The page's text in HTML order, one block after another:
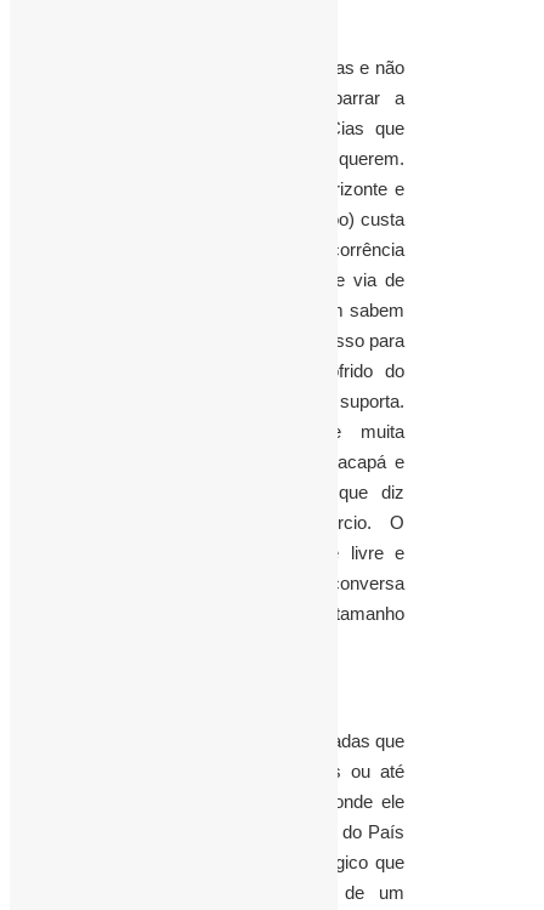
Ninguém entende as regras tarifárias e não
há regulamentação capaz de barrar a
sanha pelo lucro destas duas Cias que
operam sozinhas e cobram o que querem.
A mesma distancia entre Belo Horizonte e
o Rio de Janeiro (40 minutos de voo) custa
em média 80 reais. A falta de concorrência
e o descaso das autoridades, que via de
regra não pagam passagens e nem sabem
seus valores, já que nós fazemos isso para
eles, está impondo ao povo sofrido do
Amapá um fardo maior do que ele suporta.
Sem contar que ainda existe muita
dependência entre a cidade de Macapá e
Capital do Pará, sobretudo no que diz
respeito a saúde e o comercio. O
argumento de que o mercado é livre e
regulado pela concorrência é conversa
fiada e não serve para justificar tamanho
Se o povo do Amapá não tem estradas que
lhes permitam ir de carro, ônibus ou até
mesmo de carroça até um local onde ele
possa se conectar com o restante do País
por rodovias, avião é item estratégico que
não pode ficar sujeito às leis de um